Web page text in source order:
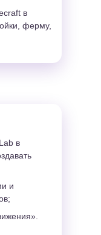
в
ферму,
в
и